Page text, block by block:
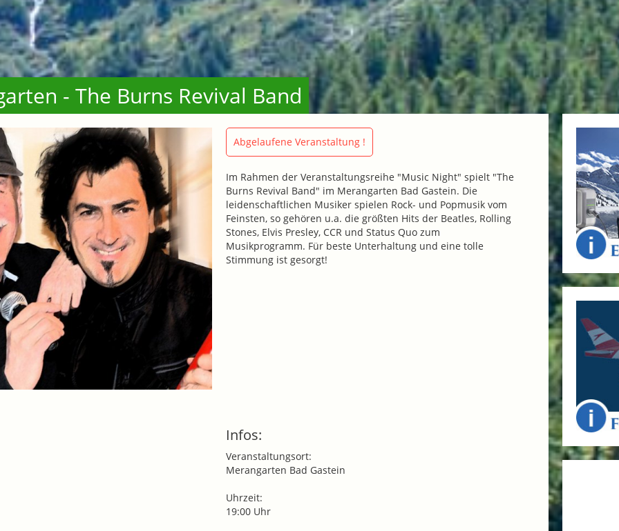
- The Burns Revival Band
Abgelaufene Veranstaltung !
Im Rahmen der Veranstaltungsreihe "Music Night" spielt "The
Burns Revival Band" im Merangarten Bad Gastein. Die
leidenschaftlichen Musiker spielen Rock- und Popmusik vom
Feinsten, so gehören u.a. die größten Hits der Beatles, Rolling
Stones, Elvis Presley, CCR und Status Quo zum
Musikprogramm. Für beste Unterhaltung und eine tolle
Stimmung ist gesorgt!
Infos:
Veranstaltungsort:
Merangarten Bad Gastein
Uhrzeit:
19:00 Uhr